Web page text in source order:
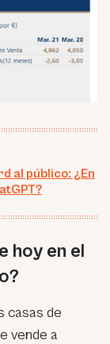
al público: ¿En
hoy en el
casas de
vende a